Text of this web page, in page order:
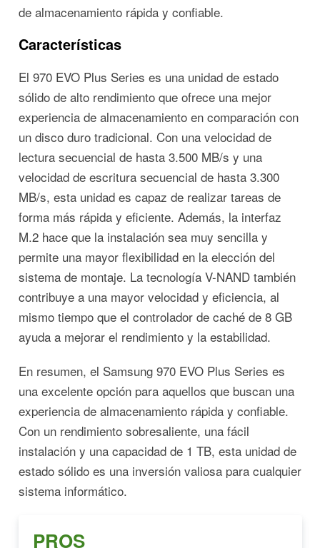
de almacenamiento rápida y confiable.
Características
El 970 EVO Plus Series es una unidad de estado
sólido de alto rendimiento que ofrece una mejor
experiencia de almacenamiento en comparación con
un disco duro tradicional. Con una velocidad de
lectura secuencial de hasta 3.500 MB/s y una
velocidad de escritura secuencial de hasta 3.300
MB/s, esta unidad es capaz de realizar tareas de
forma más rápida y eficiente. Además, la interfaz
M.2 hace que la instalación sea muy sencilla y
permite una mayor flexibilidad en la elección del
sistema de montaje. La tecnología V-NAND también
contribuye a una mayor velocidad y eficiencia, al
mismo tiempo que el controlador de caché de 8 GB
ayuda a mejorar el rendimiento y la estabilidad.
En resumen, el Samsung 970 EVO Plus Series es
una excelente opción para aquellos que buscan una
experiencia de almacenamiento rápida y confiable.
Con un rendimiento sobresaliente, una fácil
instalación y una capacidad de 1 TB, esta unidad de
estado sólido es una inversión valiosa para cualquier
sistema informático.
PROS